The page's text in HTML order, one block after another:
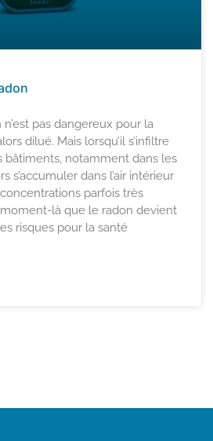
n’est pas dangereux pour la
dilué. Mais lorsqu’il s’infiltre
bâtiments, notamment dans les
s’accumuler dans l’air intérieur
parfois très
moment-là que le radon devient
risques pour la santé